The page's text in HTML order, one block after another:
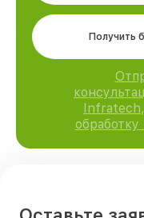
Получить